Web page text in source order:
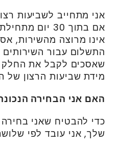
אני מתחייב לשביעות
אם בתוך 30
אינו מרוצה מהשירות,
התשלום עבור השירותים
שאסכים לקבל את
מידת שביעות הרצון של
האם אני הבחירה
כדי להבטיח שאני
שלך, אני עובד לפי